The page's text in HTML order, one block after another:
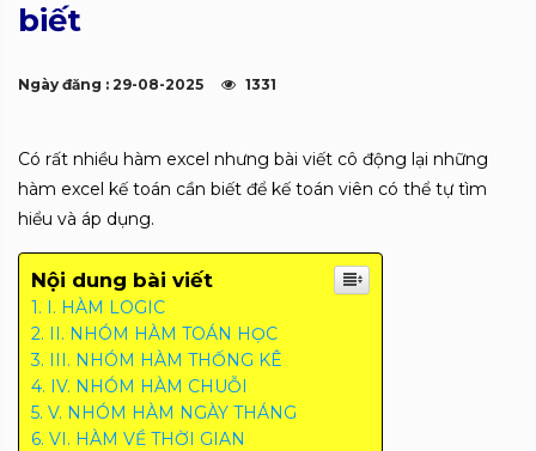
biết
Ngày đăng : 29-08-2025 1331
Có rất nhiều hàm excel nhưng bài viết cô động lại những
hàm excel kế toán cần biết để kế toán viên có thể tự tìm
hiểu và áp dụng.
Nội dung bài viết
I. HÀM LOGIC
II. NHÓM HÀM TOÁN HỌC
III. NHÓM HÀM THỐNG KÊ
IV. NHÓM HÀM CHUỖI
V. NHÓM HÀM NGÀY THÁNG
VI. HÀM VỀ THỜI GIAN